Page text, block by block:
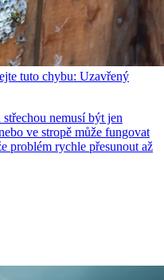
tuto chybu: Uzavřený
nemusí být jen
ve stropě může fungovat
problém rychle přesunout až